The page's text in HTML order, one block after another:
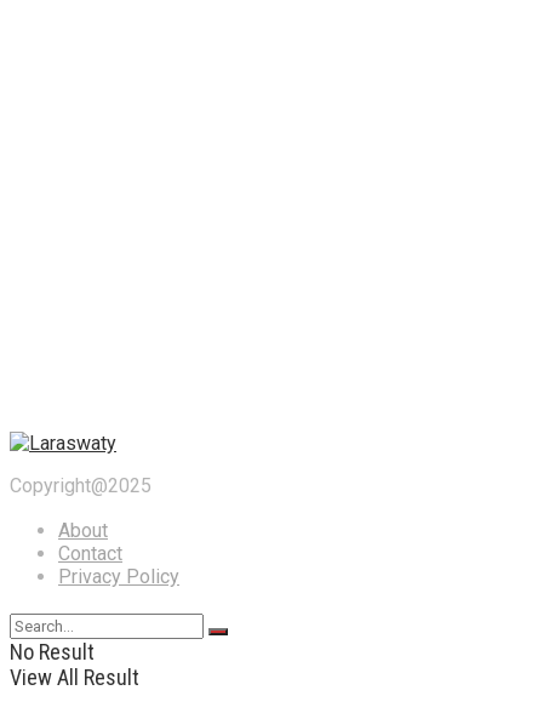
Copyright@2025
About
Contact
Privacy Policy
No Result
View All Result